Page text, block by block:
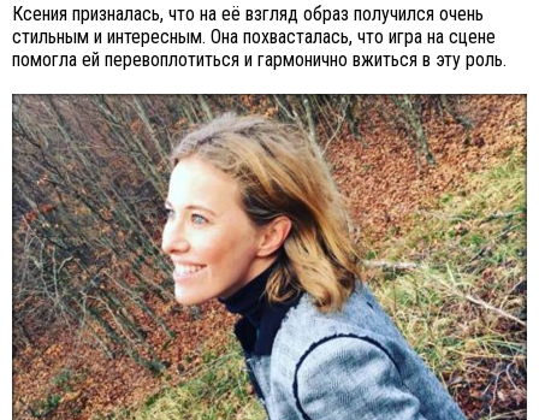
Ксения призналась, что на её взгляд образ получился очень
стильным и интересным. Она похвасталась, что игра на сцене
помогла ей перевоплотиться и гармонично вжиться в эту роль.